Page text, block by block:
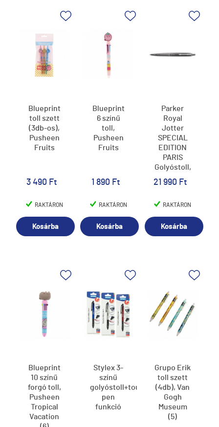
Blueprint
toll szett
(3db-os),
Pusheen
Fruits
3 490 Ft
RAKTÁRON
Kosárba
Blueprint
6 színű
toll,
Pusheen
Fruits
1 890 Ft
RAKTÁRON
Kosárba
Parker
Royal
Jotter
SPECIAL
EDITION
PARIS
Golyóstoll,
Ezüst
klipsz
21 990 Ft
RAKTÁRON
Kosárba
Blueprint
10 színű
forgó toll,
Pusheen
Tropical
Vacation
Stylex 3-
színű
golyóstoll+touch
pen
funkció
Grupo Erik
toll szett
(4db), Van
Gogh
Museum
(5)